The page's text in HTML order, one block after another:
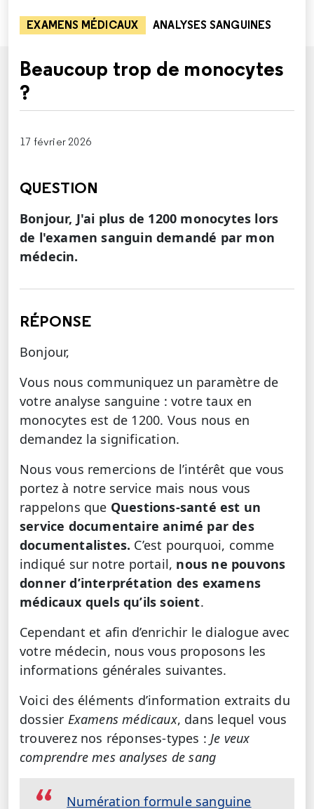
EXAMENS MÉDICAUX ANALYSES SANGUINES
Beaucoup trop de monocytes
?
17 février 2026
QUESTION
Bonjour, J'ai plus de 1200 monocytes lors
de l'examen sanguin demandé par mon
médecin.
RÉPONSE
Bonjour,
Vous nous communiquez un paramètre de
votre analyse sanguine : votre taux en
monocytes est de 1200. Vous nous en
demandez la signification.
Nous vous remercions de l’intérêt que vous
portez à notre service mais nous vous
rappelons que Questions-santé est un
service documentaire animé par des
documentalistes. C’est pourquoi, comme
indiqué sur notre portail, nous ne pouvons
donner d’interprétation des examens
médicaux quels qu’ils soient.
Cependant et afin d’enrichir le dialogue avec
votre médecin, nous vous proposons les
informations générales suivantes.
Voici des éléments d’information extraits du
dossier Examens médicaux, dans lequel vous
trouverez nos réponses-types : Je veux
comprendre mes analyses de sang
Numération formule sanguine